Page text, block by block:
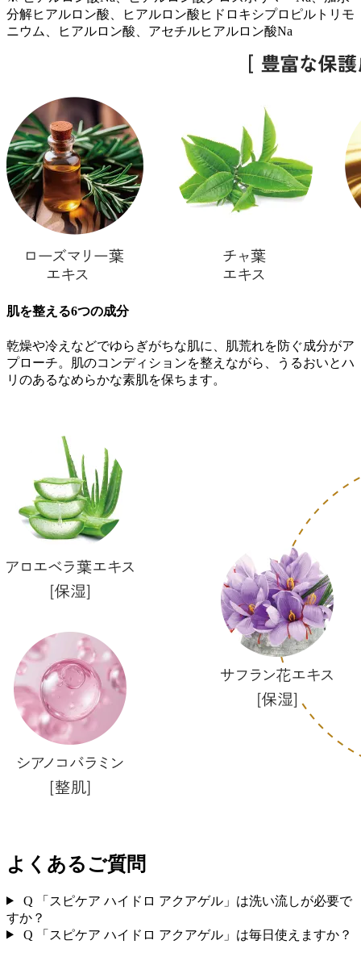
分解ヒアルロン酸、ヒアルロン酸ヒドロキシプロピルトリモ
ニウム、ヒアルロン酸、アセチルヒアルロン酸Na
肌を整える6つの成分
乾燥や冷えなどでゆらぎがちな肌に、肌荒れを防ぐ成分がア
プローチ。肌のコンディションを整えながら、うるおいとハ
リのあるなめらかな素肌を保ちます。
よくあるご質問
Q
「スピケア ハイドロ アクアゲル」は洗い流しが必要で
すか？
Q
「スピケア ハイドロ アクアゲル」は毎日使えますか？